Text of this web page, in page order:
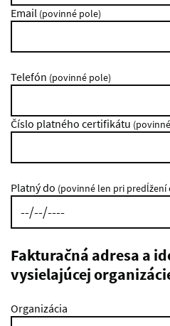
Email (povinné pole)
Telefón (povinné pole)
Číslo platného certifikátu
Platný do (povinné len pri predĺžení
Fakturačná adresa a
vysielajúcej
Organizácia